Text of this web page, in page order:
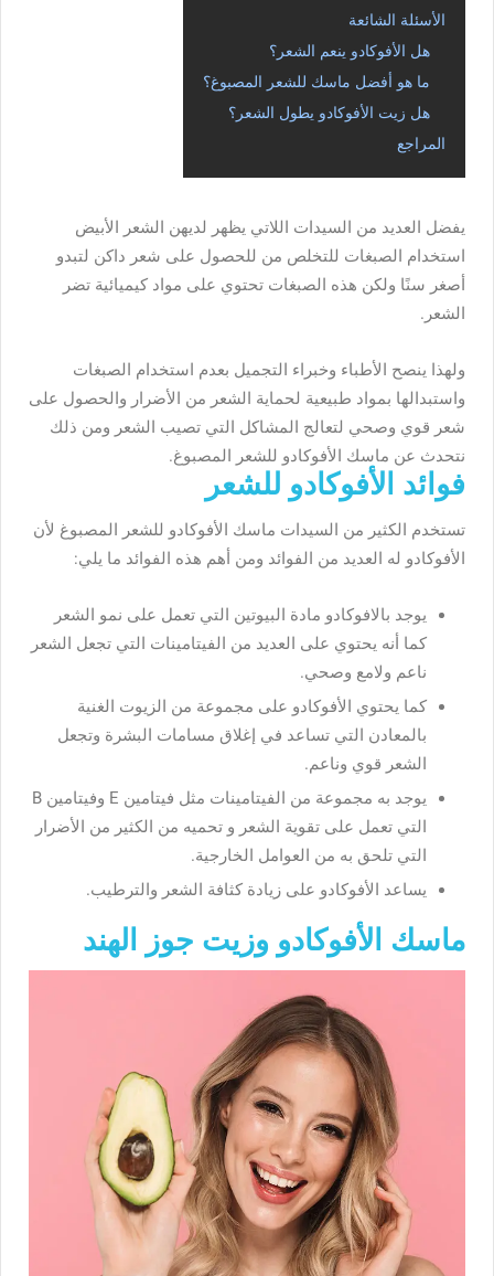
الأسئلة الشائعة
هل الأفوكادو ينعم الشعر؟
ما هو أفضل ماسك للشعر المصبوغ؟
هل زيت الأفوكادو يطول الشعر؟
المراجع
يفضل العديد من السيدات اللاتي يظهر لديهن الشعر
الأبيض
استخدام
الصبغات للتخلص من للحصول على شعر داكن لتبدو
أصغر سنًا ولكن هذه الصبغات تحتوي على مواد كيميائية تضر
الشعر .
ولهذا ينصح الأطباء وخبراء التجميل بعدم استخدام
الصبغات
واستبدالها بمواد طبيعية لحماية الشعر من الأضرار والحصول على
شعر قوي وصحي لتعالج المشاكل التي تصيب الشعر ومن ذلك
نتحدث عن ماسك الأفوكادو للشعر المصبوغ.
فوائد الأفوكادو للشعر
تستخدم الكثير من السيدات ماسك الأفوكادو للشعر المصبوغ لأن
الأفوكادو له العديد من الفوائد ومن أهم هذه الفوائد ما يلي:
يوجد بالافوكادو مادة البيوتين التي تعمل على نمو الشعر
كما أنه يحتوي على العديد من الفيتامينات التي تجعل الشعر
ناعم ولامع وصحي.
كما يحتوي الأفوكادو على مجموعة من الزيوت الغنية
بالمعادن التي تساعد في إغلاق مسامات البشرة وتجعل
الشعر قوي وناعم.
يوجد به مجموعة من الفيتامينات مثل فيتامين وفيتامين
التي تعمل على تقوية الشعر و تحميه من الكثير من الأضرار
التي تلحق به من العوامل الخارجية.
يساعد الأفوكادو على زيادة كثافة الشعر والترطيب.
ماسك الأفوكادو وزيت جوز الهند